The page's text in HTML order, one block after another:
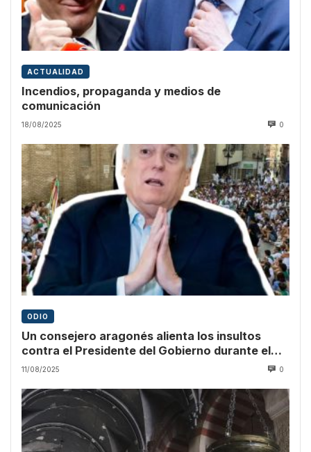
ACTUALIDAD
Incendios, propaganda y medios de
comunicación
18/08/2025 0
ODIO
Un consejero aragonés alienta los insultos
contra el Presidente del Gobierno durante el
pregón
11/08/2025 0